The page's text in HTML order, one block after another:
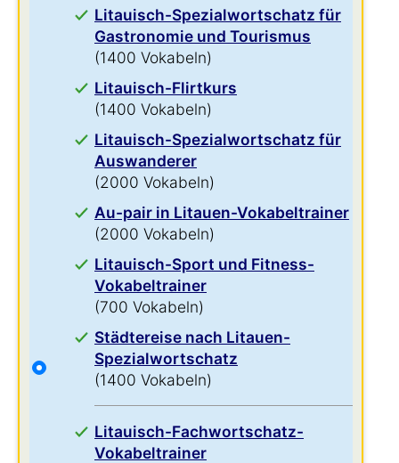
Litauisch-Spezialwortschatz für
Gastronomie und Tourismus
(1400 Vokabeln)
Litauisch-Flirtkurs
(1400 Vokabeln)
Litauisch-Spezialwortschatz für
Auswanderer
(2000 Vokabeln)
Au-pair in Litauen-Vokabeltrainer
(2000 Vokabeln)
Litauisch-Sport und Fitness-
Vokabeltrainer
(700 Vokabeln)
Städtereise nach Litauen-
Spezialwortschatz
(1400 Vokabeln)
Litauisch-Fachwortschatz-
Vokabeltrainer